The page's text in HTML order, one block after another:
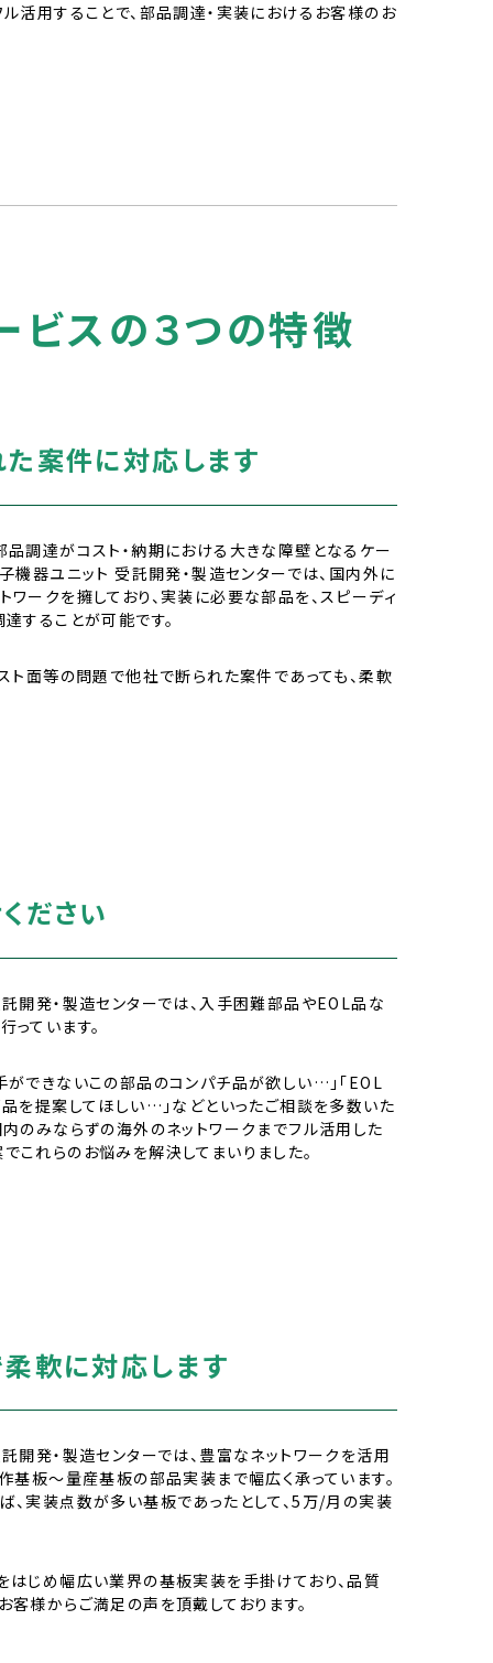
ル活用することで、部品調達・実装におけるお客様のお
ビスの３つの特徴
案件に対応します
品調達がコスト・納期における大きな障壁となるケー
機器ユニット 受託開発・製造センターでは、国内外に
ワークを擁しており、実装に必要な部品を、スピーディ
することが可能です。
ト面等の問題で他社で断られた案件であっても、柔軟
ださい
開発・製造センターでは、入手困難部品やEOL品な
ています。
ができないこの部品のコンパチ品が欲しい…」「EOL
品を提案してほしい…」などといったご相談を多数いた
内のみならずの海外のネットワークまでフル活用した
これらのお悩みを解決してまいりました。
軟に対応します
開発・製造センターでは、豊富なネットワークを活用
基板～量産基板の部品実装まで幅広く承っています。
、実装点数が多い基板であったとして、5万/月の実装
はじめ幅広い業界の基板実装を手掛けており、品質
客様からご満足の声を頂戴しております。